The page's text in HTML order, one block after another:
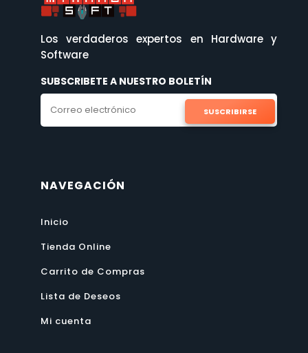
Los verdaderos expertos en Hardware y
Software
SUBSCRIBETE A NUESTRO BOLETÍN
SUSCRIBIRSE
NAVEGACIÓN
Inicio
Tienda Online
Carrito de Compras
Lista de Deseos
Mi cuenta